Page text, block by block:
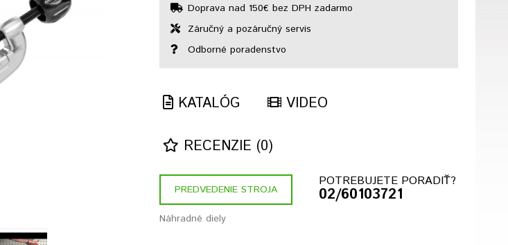
Doprava nad 150€ bez DPH zadarmo
Záručný a pozáručný servis
Odborné poradenstvo
KATALÓG VIDEO
RECENZIE (0)
PREDVEDENIE STROJA
POTREBUJETE PORADIŤ?
02/60103721
Náhradné diely